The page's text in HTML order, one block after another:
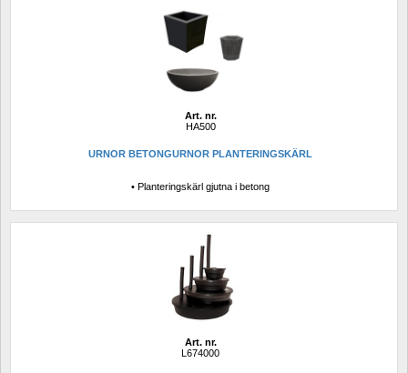
Art. nr.
HA500
URNOR BETONGURNOR PLANTERINGSKÄRL
• Planteringskärl gjutna i betong
Art. nr.
L674000